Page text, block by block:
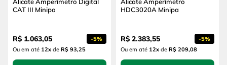
Alicate Amperímetro Digital
CAT III Minipa
R$ 1.063,05 -5%
Ou em até 12x de R$ 93,25
Alicate Amperímetro
HDC3020A Minipa
R$ 2.383,55 -5%
Ou em até 12x de R$ 209,08